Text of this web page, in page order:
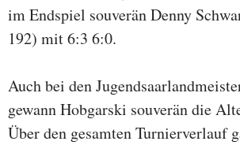
im Endspiel souverän Denny
192) mit 6:3 6:0.
Auch bei den
gewann Hobgarski souverän die
Über den gesamten Turnierverlauf